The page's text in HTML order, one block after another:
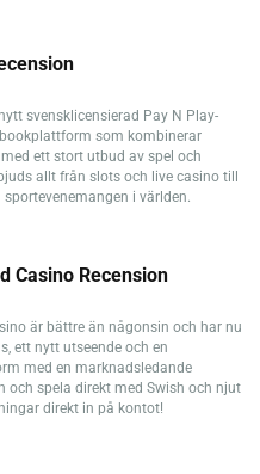
svensklicensierad Pay N Play-
som kombinerar
ett stort utbud av spel och
allt från slots och live casino till
i världen.
Casino Recension
är bättre än någonsin och har nu
ett nytt utseende och en
med en marknadsledande
och spela direkt med Swish och njut
direkt in på kontot!